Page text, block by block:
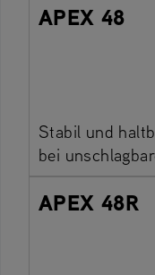
APEX 48
Stabil und
bei
APEX 48R